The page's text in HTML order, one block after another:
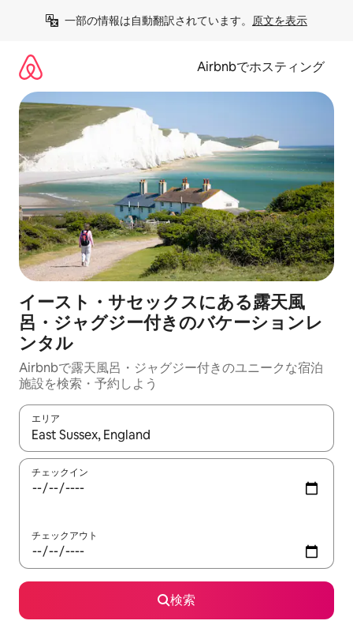
一部の情報は自動翻訳されています。 原文を表示
Airbnbでホスティング
イースト・サセックスにある露天風
呂・ジャグジー付きのバケーションレ
ンタル
Airbnbで露天風呂・ジャグジー付きのユニークな宿泊
施設を検索・予約しよう
エリア
検索結果が表示されたら、上下の矢印キーを使って移動するか
チェックイン
チェックアウト
検索